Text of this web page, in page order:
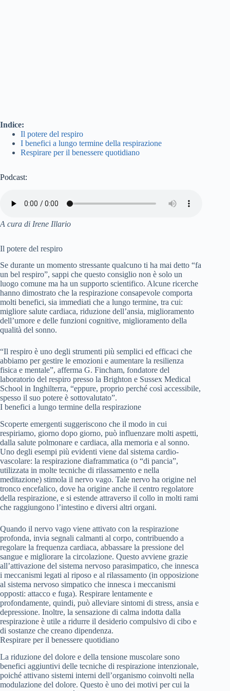
Indice:
Il potere del respiro
I benefici a lungo termine della respirazione
Respirare per il benessere quotidiano
Podcast:
A cura di Irene Illario
Il potere del respiro
Se durante un momento stressante qualcuno ti ha mai detto “fa
un bel respiro”, sappi che questo consiglio non è solo un
luogo comune ma ha un supporto scientifico. Alcune ricerche
hanno dimostrato che la respirazione consapevole comporta
molti benefici, sia immediati che a lungo termine, tra cui:
migliore salute cardiaca, riduzione dell’ansia, miglioramento
dell’umore e delle funzioni cognitive, miglioramento della
qualità del sonno.
“Il respiro è uno degli strumenti più semplici ed efficaci che
abbiamo per gestire le emozioni e aumentare la resilienza
fisica e mentale”, afferma G. Fincham, fondatore del
laboratorio del respiro presso la Brighton e Sussex Medical
School in Inghilterra, “eppure, proprio perché così accessibile,
spesso il suo potere è sottovalutato”.
I benefici a lungo termine della respirazione
Scoperte emergenti suggeriscono che il modo in cui
respiriamo, giorno dopo giorno, può influenzare molti aspetti,
dalla salute polmonare e cardiaca, alla memoria e al sonno.
Uno degli esempi più evidenti viene dal sistema cardio-
vascolare: la respirazione diaframmatica (o “di pancia”,
utilizzata in molte tecniche di rilassamento e nella
meditazione) stimola il nervo vago. Tale nervo ha origine nel
tronco encefalico, dove ha origine anche il centro regolatore
della respirazione, e si estende attraverso il collo in molti rami
che raggiungono l’intestino e diversi altri organi.
Quando il nervo vago viene attivato con la respirazione
profonda, invia segnali calmanti al corpo, contribuendo a
regolare la frequenza cardiaca, abbassare la pressione del
sangue e migliorare la circolazione. Questo avviene grazie
all’attivazione del sistema nervoso parasimpatico, che innesca
i meccanismi legati al riposo e al rilassamento (in opposizione
al sistema nervoso simpatico che innesca i meccanismi
opposti: attacco e fuga). Respirare lentamente e
profondamente, quindi, può alleviare sintomi di stress, ansia e
depressione. Inoltre, la sensazione di calma indotta dalla
respirazione è utile a ridurre il desiderio compulsivo di cibo e
di sostanze che creano dipendenza.
Respirare per il benessere quotidiano
La riduzione del dolore e della tensione muscolare sono
benefici aggiuntivi delle tecniche di respirazione intenzionale,
poiché attivano sistemi interni dell’organismo coinvolti nella
modulazione del dolore. Questo è uno dei motivi per cui la